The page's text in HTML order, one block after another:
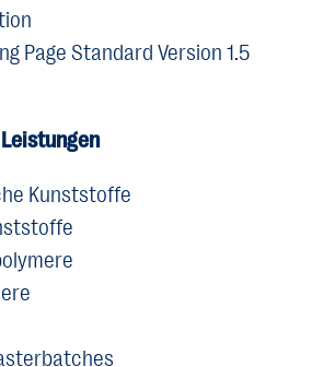
Page Standard Version 1.5
Kunststoffe